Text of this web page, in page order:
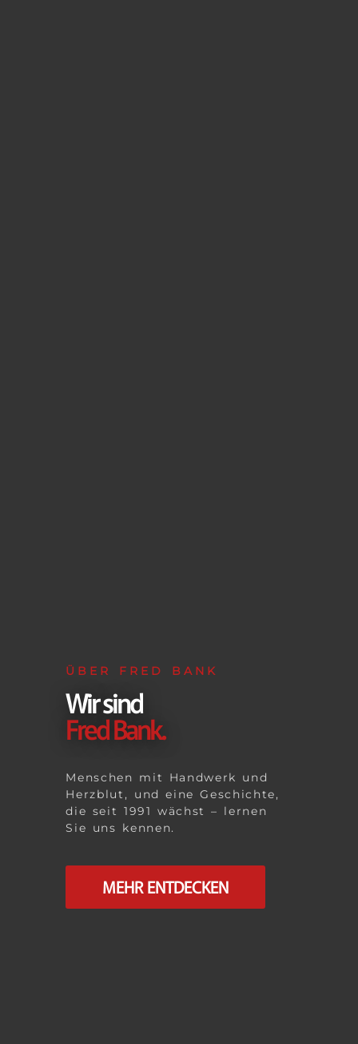
ÜBER FRED BANK
Wir sind
Fred Bank.
Menschen mit Handwerk und
Herzblut, und eine Geschichte,
die seit 1991 wächst – lernen
Sie uns kennen.
MEHR ENTDECKEN